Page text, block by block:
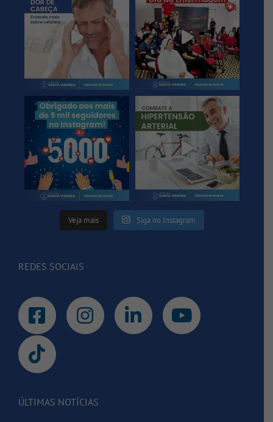
Veja mais Siga no Instagram
REDES SOCIAIS
ÚLTIMAS NOTÍCIAS